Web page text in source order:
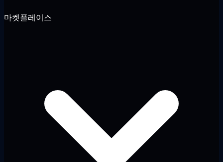
마켓플레이스